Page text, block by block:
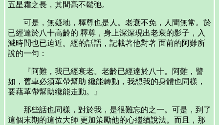
五星霜之長，其間毫不鬆弛。
可是，無疑地，釋尊也是人。老衰不免，人間無常。於
已經達於八十高齡的 釋尊，身上深深現出老衰的影子，入
滅時間也已迫近。經的話語，記載著他對著 面前的阿難所
說的一句：
『阿難，我已經衰老。老齡已經達於八十。阿難，譬
如，舊車必須革帶幫助 纔能轉動，我想我的身體也同樣，
要藉革帶幫助纔能走動。』
那些話也同樣，對於我，是很難忘的之一。可是，到了
這個末期的這位大師 更加策勵他的心繼續說法。而且，那